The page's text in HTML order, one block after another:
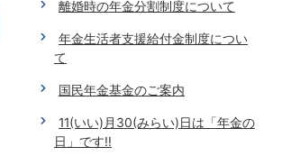
離婚時の年金分割制度について
年金生活者支援給付金制度につい
て
国民年金基金のご案内
11(いい)月30(みらい)日は「年金の
日」です!!